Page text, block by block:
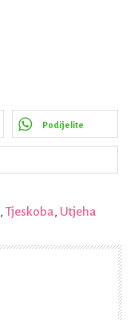
Podijelite
, Tjeskoba, Utjeha